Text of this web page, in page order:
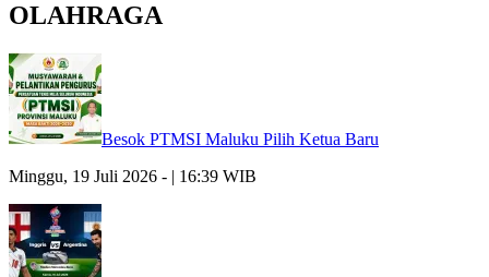
OLAHRAGA
Besok PTMSI Maluku Pilih Ketua Baru
Minggu, 19 Juli 2026 - | 16:39 WIB